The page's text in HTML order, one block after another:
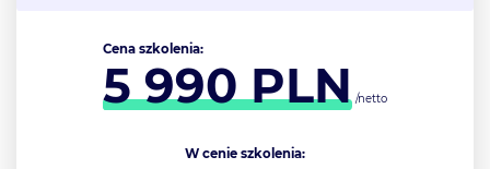
Cena szkolenia:
5 990PLN /netto
W cenie szkolenia: